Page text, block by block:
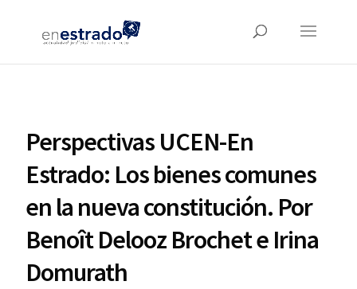
Perspectivas UCEN-En
Estrado: Los bienes comunes
en la nueva constitución. Por
Benoît Delooz Brochet e Irina
Domurath